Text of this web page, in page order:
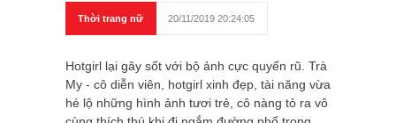
Thời trang nữ 20/11/2019 20:24:05
Hotgirl lại gây sốt với bộ ảnh cực quyến rũ. Trà
My - cô diễn viên, hotgirl xinh đẹp, tài năng vừa
hé lộ những hình ảnh tươi trẻ, cô nàng tỏ ra vô